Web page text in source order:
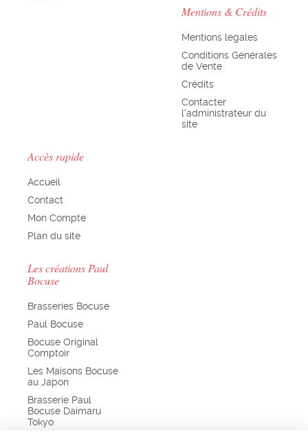
Mentions & Crédits
Mentions légales
Conditions Générales
de Vente
Crédits
Contacter
l'administrateur du
site
Accès rapide
Accueil
Contact
Mon Compte
Plan du site
Les créations Paul
Bocuse
Brasseries Bocuse
Paul Bocuse
Bocuse Original
Comptoir
Les Maisons Bocuse
au Japon
Brasserie Paul
Bocuse Daimaru
Tokyo